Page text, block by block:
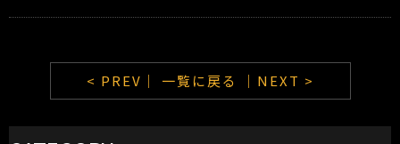
< PREV｜ 一覧に戻る ｜NEXT >